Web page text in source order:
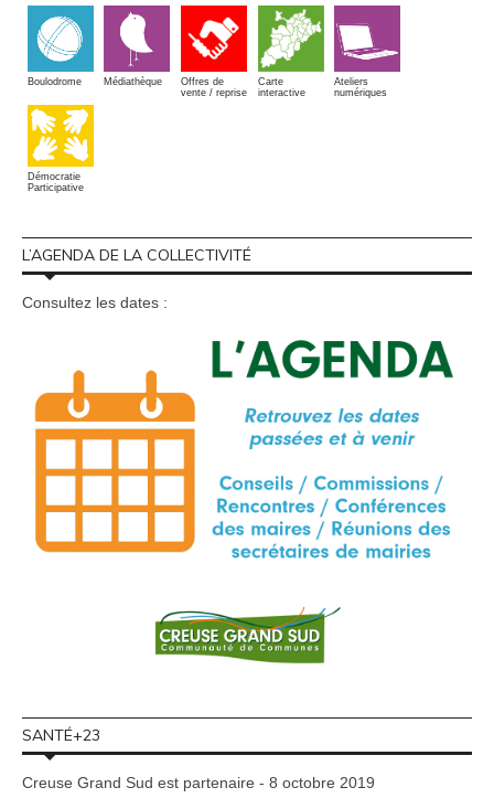
Boulodrome Médiathèque
Offres de
vente / reprise
Carte
interactive
Ateliers
numériques
Démocratie
Participative
L’AGENDA DE LA COLLECTIVITÉ
Consultez les dates :
SANTÉ+23
Creuse Grand Sud est partenaire - 8 octobre 2019